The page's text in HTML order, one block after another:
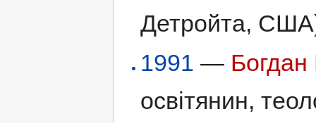
Детройта,
1991 —
освітянин,